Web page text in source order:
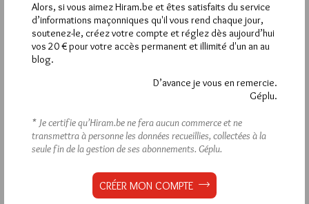
Hier samedi 8 août 2026, Hiram.be a reçu 1 698 visites
et2 926 pages ont été lues (Source : Pirsch.io)
Alors, si vous aimez Hiram.be et êtes satisfaits du service
d’informations maçonniques qu'il vous rend chaque jour,
soutenez-le, créez votre compte et réglez dès aujourd’hui
vos 20 € pour votre accès permanent et illimité d'un an au
blog.
D’avance je vous en remercie.
Géplu.
* Je certifie qu’Hiram.be ne fera aucun commerce et ne
transmettra à personne les données recueillies, collectées à la
seule fin de la gestion de ses abonnements. Géplu.
CRÉER MON COMPTE